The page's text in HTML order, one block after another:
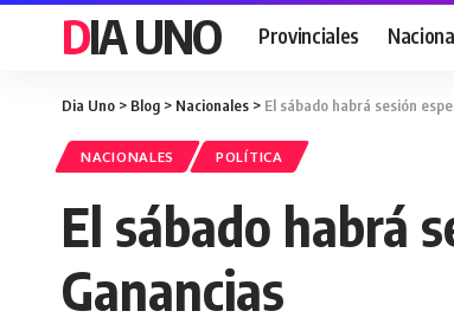
DIA UNO Provinciales
Dia Uno > Blog > Nacionales > El sábado habrá sesión
NACIONALES POLÍTICA
El sábado habrá
Ganancias